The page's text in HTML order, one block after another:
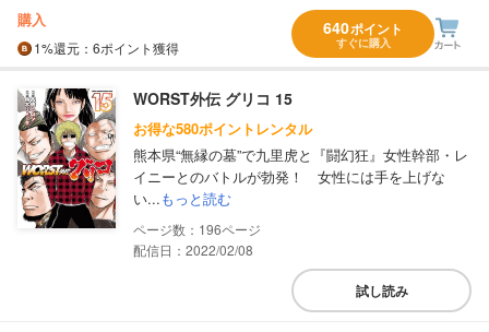
購入
1%還元 ：6ポイント獲得
640ポイント
すぐに購入
WORST外伝 グリコ 15
お得な580ポイントレンタル
熊本県“無縁の墓”で九里虎と『闘幻狂』女性幹部・レ
イニーとのバトルが勃発！ 女性には手を上げな
い...もっと読む
196
配信日：2022/02/08
試し読み